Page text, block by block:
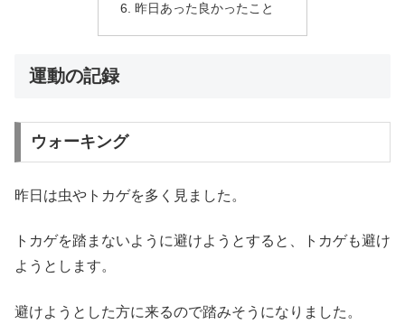
昨日あった良かったこと
運動の記録
ウォーキング
昨日は虫やトカゲを多く見ました。
トカゲを踏まないように避けようとすると、トカゲも避け
ようとします。
避けようとした方に来るので踏みそうになりました。